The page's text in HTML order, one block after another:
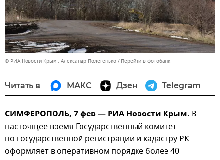
© РИА Новости Крым . Александр Полегенько Перейти в фотобанк
Читать в МАКС Дзен Telegram
СИМФЕРОПОЛЬ, 7 фев — РИА Новости Крым. В
настоящее время Государственный комитет
по государственной регистрации и кадастру РК
оформляет в оперативном порядке более 40